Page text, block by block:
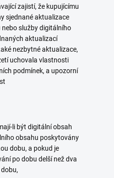
zajistí, že kupujícímu
sjednané aktualizace
služby digitálního
aktualizací
nezbytné aktualizace,
uchovala vlastnosti
podmínek, a upozorní
li být digitální obsah
obsahu poskytovány
dobu, a pokud je
po dobu delší než dva